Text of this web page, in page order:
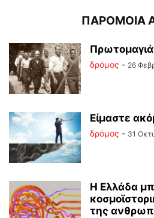
ΠΑΡΟΜΟΙΑ
δρόμος - 26
Είμαστε
δρόμος - 31
Η Ελλάδα
της